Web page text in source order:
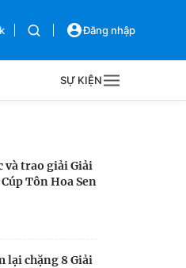
Đăng nhập
SỰ KIỆN
và trao giải Giải
Tôn Hoa Sen
lại chặng 8 Giải